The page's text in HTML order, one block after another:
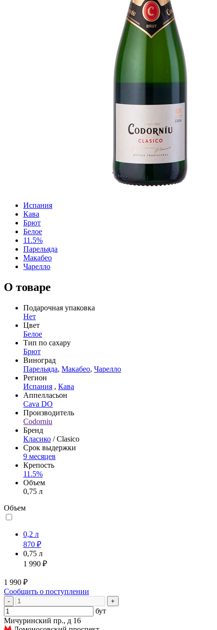
Испания
Кава
Брют
Белое
11.5%
Парельяда
Макабео
Чарелло
О товаре
Подарочная упаковка
Нет
Цвет
Белое
Тип по сахару
Брют
Виноград
Парельяда, Макабео, Чарелло
Регион
Испания , Кава
Аппелласьон
Cava DO
Производитель
Codorniu
Бренд
Класико / Clasico
Срок выдержки
9 месяцев
Крепость
11.5%
Объем
0,75 л
Объем
0,2 л
870 ₽
0,75 л
1 990 ₽
1 990 ₽
Сообщить о поступлении
- +
бут
Мичуринский пр., д 16